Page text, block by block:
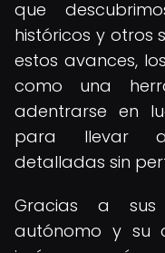
que
históricos y otros
estos avances,
como una
adentrarse en
para llevar a
detalladas sin
Gracias a sus
autónomo y su